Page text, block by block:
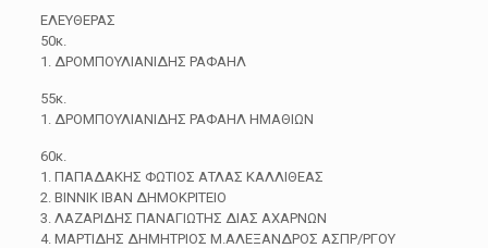
ΕΛΕΥΘΕΡΑΣ
50κ.
1. ΔΡΟΜΠΟΥΛΙΑΝΙΔΗΣ ΡΑΦΑΗΛ
55κ.
1. ΔΡΟΜΠΟΥΛΙΑΝΙΔΗΣ ΡΑΦΑΗΛ ΗΜΑΘΙΩΝ
60κ.
1. ΠΑΠΑΔΑΚΗΣ ΦΩΤΙΟΣ ΑΤΛΑΣ ΚΑΛΛΙΘΕΑΣ
2. ΒΙΝΝΙΚ ΙΒΑΝ ΔΗΜΟΚΡΙΤΕΙΟ
3. ΛΑΖΑΡΙΔΗΣ ΠΑΝΑΓΙΩΤΗΣ ΔΙΑΣ ΑΧΑΡΝΩΝ
4. ΜΑΡΤΙΔΗΣ ΔΗΜΗΤΡΙΟΣ Μ.ΑΛΕΞΑΝΔΡΟΣ ΑΣΠΡ/ΡΓΟΥ